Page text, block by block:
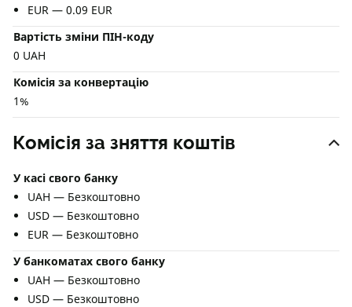
EUR — 0.09 EUR
Вартість зміни ПІН-коду
0 UAH
Комісія за конвертацію
1%
Комісія за зняття коштів
У касі свого банку
UAH — Безкоштовно
USD — Безкоштовно
EUR — Безкоштовно
У банкоматах свого банку
UAH — Безкоштовно
USD — Безкоштовно